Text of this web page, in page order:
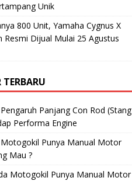
Unik
800 Unit, Yamaha Cygnus X
Resmi Dijual Mulai 25 Agustus
Pengaruh Panjang Con Rod (Stang
Performa Engine
Motogokil Punya Manual Motor
Mau ?
Motogokil Punya Manual Motor